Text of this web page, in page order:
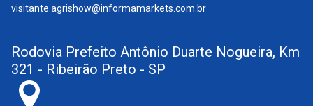
visitante.agrishow@informamarkets.com.br
Rodovia Prefeito Antônio Duarte Nogueira, Km
321 - Ribeirão Preto - SP